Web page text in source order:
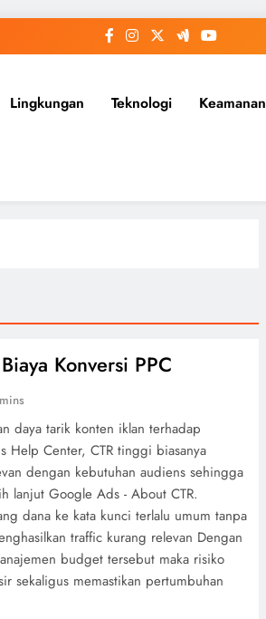
Lingkungan Teknologi Keamanan
Konversi PPC
daya tarik konten iklan terhadap
Help Center, CTR tinggi biasanya
dengan kebutuhan audiens sehingga
lanjut Google Ads - About CTR.
dana ke kata kunci terlalu umum tanpa
traffic kurang relevan Dengan
budget tersebut maka risiko
sekaligus memastikan pertumbuhan